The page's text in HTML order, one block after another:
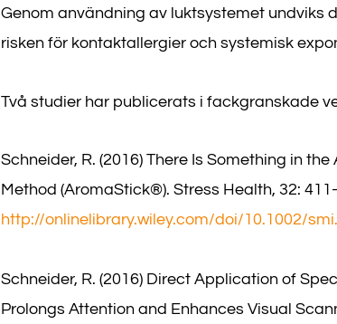
Genom användning av luktsystemet undviks
risken för kontaktallergier och systemisk
Två studier har publicerats i fackgranskade
Schneider, R. (2016) There Is Something in
Method (AromaStick®). Stress Health, 32:
http://onlinelibrary.wiley.com/doi/10.1002/
Schneider, R. (2016) Direct Application of
Prolongs Attention and Enhances Visual